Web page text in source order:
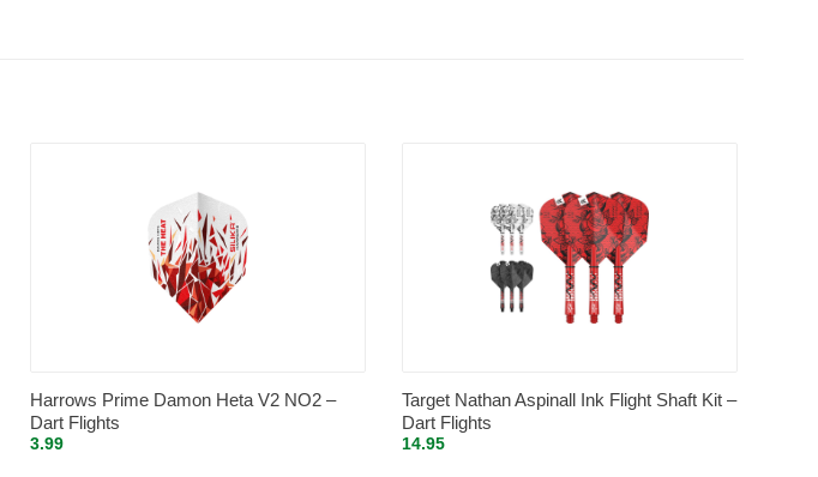
Harrows Prime Damon Heta V2 NO2 –
Dart Flights
3.99
Target Nathan Aspinall Ink Flight Shaft Kit –
Dart Flights
14.95